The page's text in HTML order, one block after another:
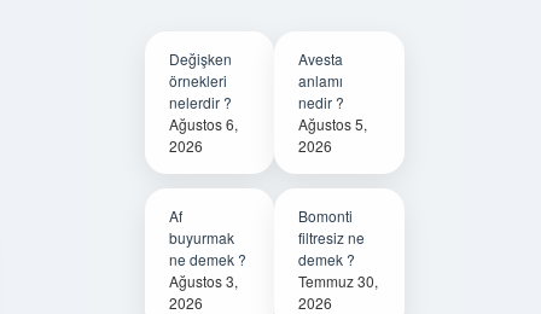
Değişken
örnekleri
nelerdir ?
Ağustos 6,
2026
Avesta
anlamı
nedir ?
Ağustos 5,
2026
Af
buyurmak
ne demek ?
Ağustos 3,
2026
Bomonti
filtresiz ne
demek ?
Temmuz 30,
2026